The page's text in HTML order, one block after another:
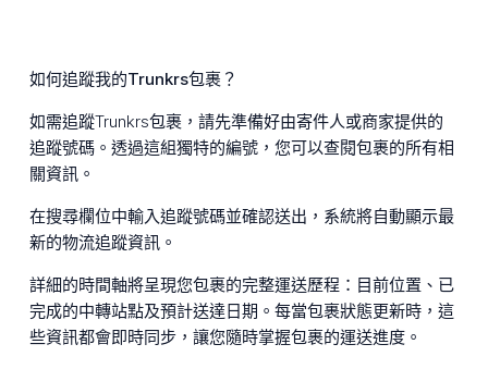
如何追蹤我的Trunkrs包裹？
如需追蹤Trunkrs包裹，請先準備好由寄件人或商家提供的
追蹤號碼。透過這組獨特的編號，您可以查閱包裹的所有相
關資訊。
在搜尋欄位中輸入追蹤號碼並確認送出，系統將自動顯示最
新的物流追蹤資訊。
詳細的時間軸將呈現您包裹的完整運送歷程：目前位置、已
完成的中轉站點及預計送達日期。每當包裹狀態更新時，這
些資訊都會即時同步，讓您隨時掌握包裹的運送進度。